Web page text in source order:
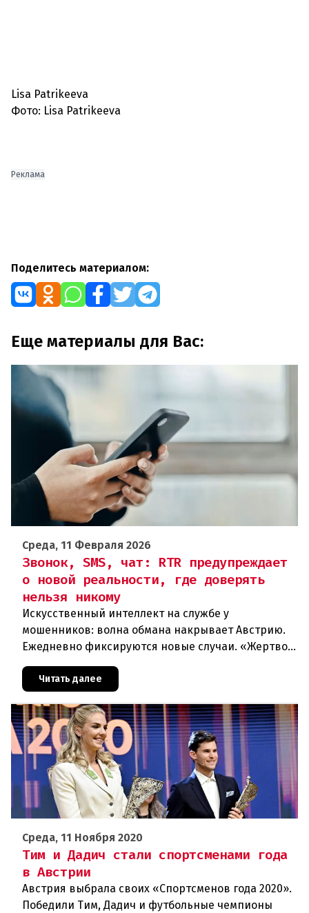
Lisa Patrikeeva
Фото: Lisa Patrikeeva
Реклама
Поделитесь материалом:
Еще материалы для Вас:
Среда, 11 Февраля 2026
Звонок, SMS, чат: RTR предупреждает
о новой реальности, где доверять
нельзя никому
Искусственный интеллект на службе у
мошенников: волна обмана накрывает Австрию.
Ежедневно фиксируются новые случаи. «Жертвой
интернете с использованием искус
Читать далее
Среда, 11 Ноября 2020
Тим и Дадич стали спортсменами года
в Австрии
Австрия выбрала своих «Спортсменов года 2020».
Победили Тим, Дадич и футбольные чемпионы